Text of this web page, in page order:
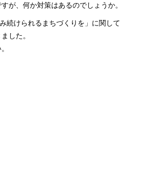
が、何か対策はあるのでしょうか。
続けられるまちづくりを」に関して
した。